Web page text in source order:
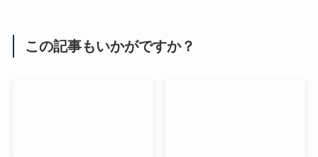
この記事もいかがですか？